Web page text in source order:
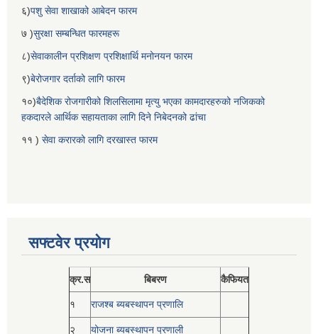
६)पशु सेवा शाखाको आबेदन फारम
७ )सुरक्षा सम्बन्धित फारमहरू
८)सेवाकालीन प्रशिक्षण प्रशिक्षार्थि मनोनयन फारम
९)बेरोजगार दर्ताको लागि फारम
१०)बैदेशिक रोजगारीको शिलसिलामा मृत्यु भएका कामदारहरुको नजिकको
हकदारले आर्थिक सहायताका लागि दिने निबेदनको ढांचा
११ ) सेवा करारको लागि दरखास्त फारम
सफ्टवेर प्रयोग
क्र.स बिबरण कैफियत
१ राजश्ब ब्यबस्थापन प्रणालि
२ योजना ब्यबस्थापन प्रणाली